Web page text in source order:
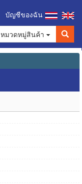
บัญชีของฉัน
หมวดหมู่สินค้า